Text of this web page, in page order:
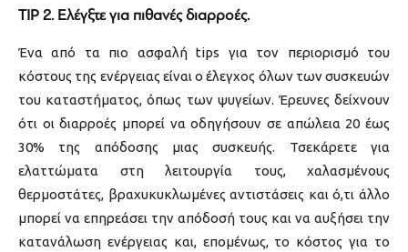
TIP 2. Ελέγξτε για πιθανές διαρροές.
Ένα από τα πιο ασφαλή tips για τον περιορισμό του
κόστους της ενέργειας είναι ο έλεγχος όλων των συσκευών
του καταστήματος, όπως των ψυγείων. Έρευνες δείχνουν
ότι οι διαρροές μπορεί να οδηγήσουν σε απώλεια 20 έως
30% της απόδοσης μιας συσκευής. Τσεκάρετε για
ελαττώματα στη λειτουργία τους, χαλασμένους
θερμοστάτες, βραχυκυκλωμένες αντιστάσεις και ό,τι άλλο
μπορεί να επηρεάσει την απόδοσή τους και να αυξήσει την
κατανάλωση ενέργειας και, επομένως, το κόστος για το